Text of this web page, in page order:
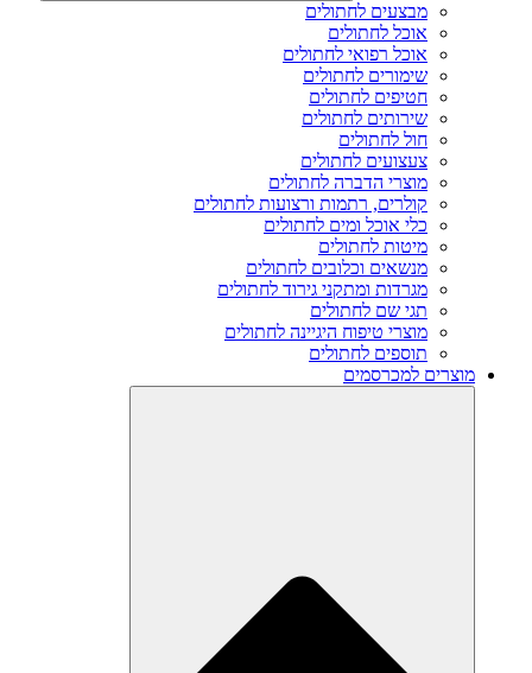
מבצעים לחתולים
אוכל לחתולים
אוכל רפואי לחתולים
שימורים לחתולים
חטיפים לחתולים
שירותים לחתולים
חול לחתולים
צעצועים לחתולים
מוצרי הדברה לחתולים
קולרים, רתמות ורצועות לחתולים
כלי אוכל ומים לחתולים
מיטות לחתולים
מנשאים וכלובים לחתולים
מגרדות ומתקני גירוד לחתולים
תגי שם לחתולים
מוצרי טיפוח היגיינה לחתולים
תוספים לחתולים
מוצרים למכרסמים